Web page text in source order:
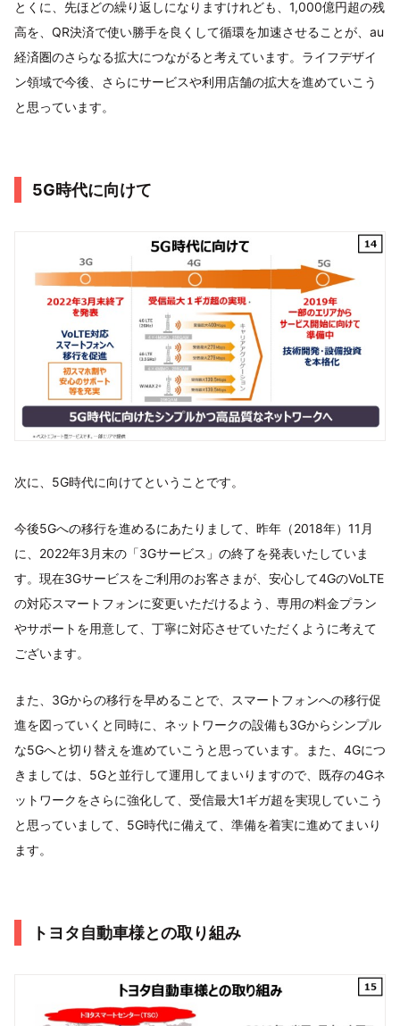
とくに、先ほどの繰り返しになりますけれども、1,000億円超の残
高を、QR決済で使い勝手を良くして循環を加速させることが、au
経済圏のさらなる拡大につながると考えています。ライフデザイ
ン領域で今後、さらにサービスや利用店舗の拡大を進めていこう
と思っています。
5G時代に向けて
次に、5G時代に向けてということです。
今後5Gへの移行を進めるにあたりまして、昨年（2018年）11月
に、2022年3月末の「3Gサービス」の終了を発表いたしていま
す。現在3Gサービスをご利用のお客さまが、安心して4GのVoLTE
の対応スマートフォンに変更いただけるよう、専用の料金プラン
やサポートを用意して、丁寧に対応させていただくように考えて
ございます。
また、3Gからの移行を早めることで、スマートフォンへの移行促
進を図っていくと同時に、ネットワークの設備も3Gからシンプル
な5Gへと切り替えを進めていこうと思っています。また、4Gにつ
きましては、5Gと並行して運用してまいりますので、既存の4Gネ
ットワークをさらに強化して、受信最大1ギガ超を実現していこう
と思っていまして、5G時代に備えて、準備を着実に進めてまいり
ます。
トヨタ自動車様との取り組み